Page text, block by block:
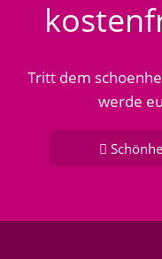
Tritt dem
werde